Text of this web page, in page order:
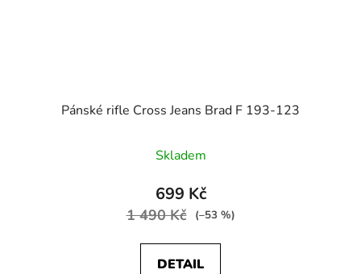
Pánské rifle Cross Jeans Brad F 193-123
Skladem
699 Kč
1 490 Kč (–53 %)
DETAIL